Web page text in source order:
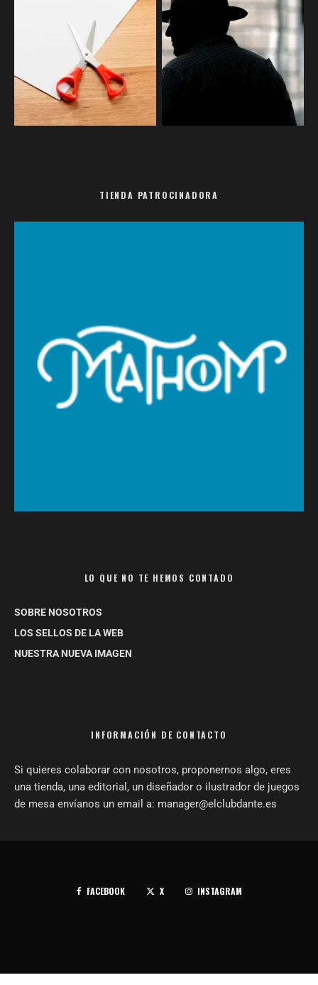
TIENDA PATROCINADORA
LO QUE NO TE HEMOS CONTADO
SOBRE NOSOTROS
LOS SELLOS DE LA WEB
NUESTRA NUEVA IMAGEN
INFORMACIÓN DE CONTACTO
Si quieres colaborar con nosotros, proponernos algo, eres
una tienda, una editorial, un diseñador o ilustrador de juegos
de mesa envíanos un email a: manager@elclubdante.es
FACEBOOK X INSTAGRAM